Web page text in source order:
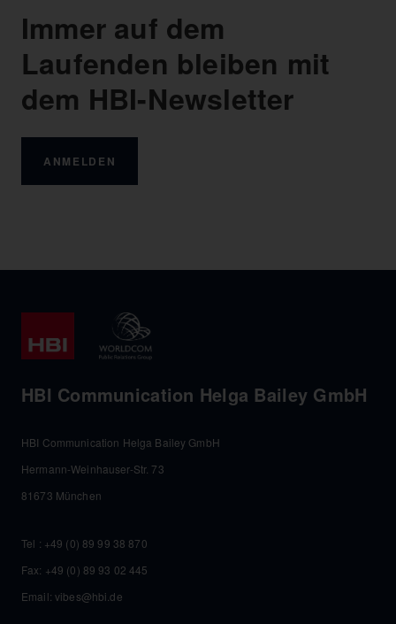
Immer auf dem
Laufenden bleiben mit
dem HBI-Newsletter
ANMELDEN
HBI Communication Helga Bailey GmbH
HBI Communication Helga Bailey GmbH
Hermann-Weinhauser-Str. 73
81673 München
Tel : +49 (0) 89 99 38 870
Fax: +49 (0) 89 93 02 445
Email: vibes@hbi.de